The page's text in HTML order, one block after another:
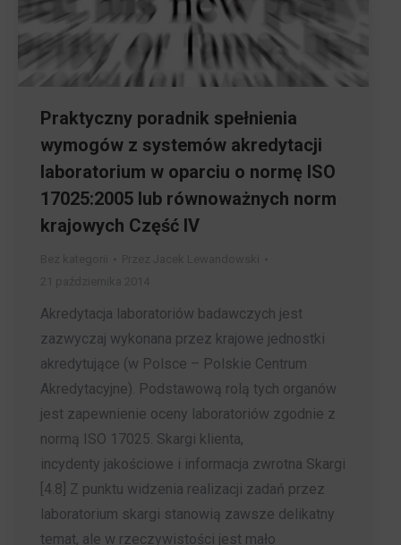
Praktyczny poradnik spełnienia
wymogów z systemów akredytacji
laboratorium w oparciu o normę ISO
17025:2005 lub równoważnych norm
krajowych Część IV
Akredytacja laboratoriów badawczych jest
zazwyczaj wykonana przez krajowe jednostki
akredytujące (w Polsce – Polskie Centrum
Akredytacyjne). Podstawową rolą tych organów
jest zapewnienie oceny laboratoriów zgodnie z
normą ISO 17025. Skargi klienta,
incydenty jakościowe i informacja zwrotna Skargi
[4.8] Z punktu widzenia realizacji zadań przez
laboratorium skargi stanowią zawsze delikatny
temat, ale w rzeczywistości jest mało